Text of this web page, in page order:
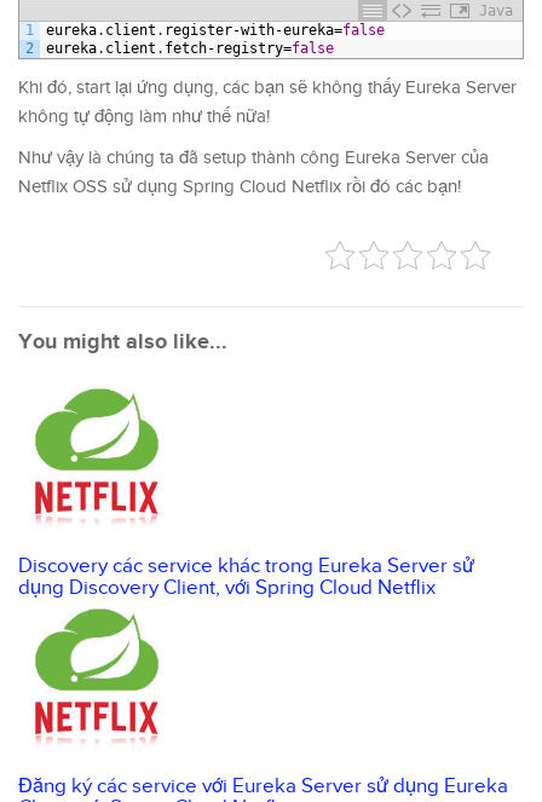
Java
1
2
eureka. client . register-with-eureka=false
eureka. client . fetch- registry=false
Khi đó, start lại ứng dụng, các bạn sẽ không thấy Eureka Server
không tự động làm như thế nữa!
Như vậy là chúng ta đã setup thành công Eureka Server của
Netflix OSS sử dụng Spring Cloud Netflix rồi đó các bạn!
You might also like...
Discovery các service khác trong Eureka Server sử
dụng Discovery Client, với Spring Cloud Netflix
Đăng ký các service với Eureka Server sử dụng Eureka